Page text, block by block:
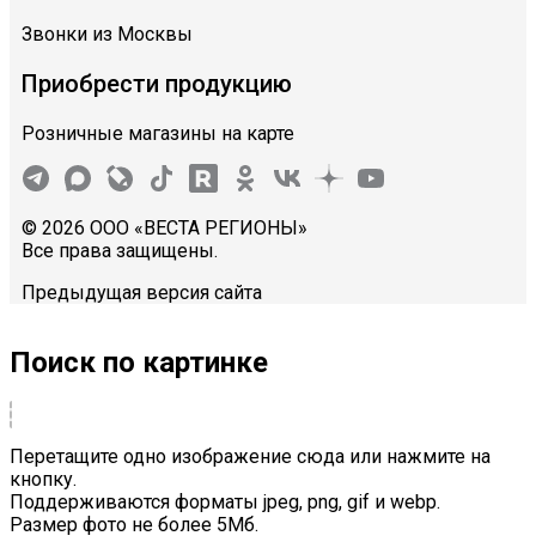
Звонки из Москвы
Приобрести продукцию
Розничные магазины на карте
© 2026 ООО «ВЕСТА РЕГИОНЫ»
Все права защищены.
Предыдущая версия сайта
Поиск по картинке
Перетащите одно изображение сюда или нажмите на
кнопку.
Поддерживаются форматы jpeg, png, gif и webp.
Размер фото не более 5Mб.